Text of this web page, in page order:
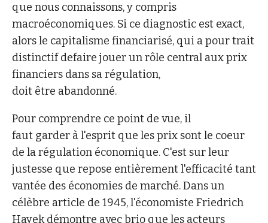
que nous connaissons, y compris
macroéconomiques. Si ce diagnostic est exact,
alors le capitalisme financiarisé, qui a pour trait
distinctif defaire jouer un rôle central aux prix
financiers dans sa régulation,
doit être abandonné.
Pour comprendre ce point de vue, il
faut garder à l'esprit que les prix sont le coeur
de la régulation économique. C'est sur leur
justesse que repose entièrement l'efficacité tant
vantée des économies de marché. Dans un
célèbre article de 1945, l'économiste Friedrich
Hayek démontre avec brio que les acteurs